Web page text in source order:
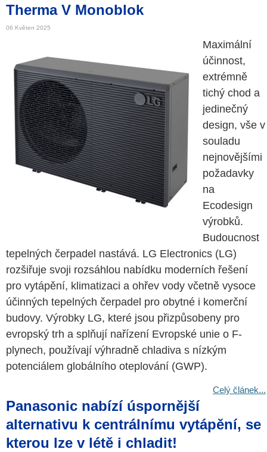
Therma V Monoblok
06 Květen 2025
Maximální
účinnost,
extrémně
tichý chod a
jedinečný
design, vše v
souladu
nejnovějšími
požadavky
na
Ecodesign
výrobků.
Budoucnost
tepelných čerpadel nastává. LG Electronics (LG)
rozšiřuje svoji rozsáhlou nabídku moderních řešení
pro vytápění, klimatizaci a ohřev vody včetně vysoce
účinných tepelných čerpadel pro obytné i komerční
budovy. Výrobky LG, které jsou přizpůsobeny pro
evropský trh a splňují nařízení Evropské unie o F-
plynech, používají výhradně chladiva s nízkým
potenciálem globálního oteplování (GWP).
Celý článek...
Panasonic nabízí úspornější
alternativu k centrálnímu vytápění, se
kterou lze v létě i chladit!